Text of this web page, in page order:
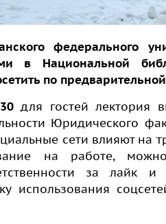
федерального
в Национальной
по
для гостей лектория
Юридического
сети влияют на
на работе,
за лайк
использования